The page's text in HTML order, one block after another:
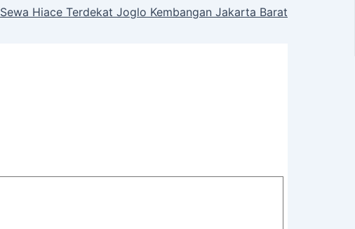
Sewa Hiace Terdekat Joglo Kembangan Jakarta Barat